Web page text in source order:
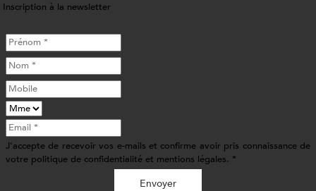
Inscription à la newsletter
J'accepte de recevoir vos e-mails et confirme avoir pris connaissance de
votre politique de confidentialité et mentions légales. *
Envoyer